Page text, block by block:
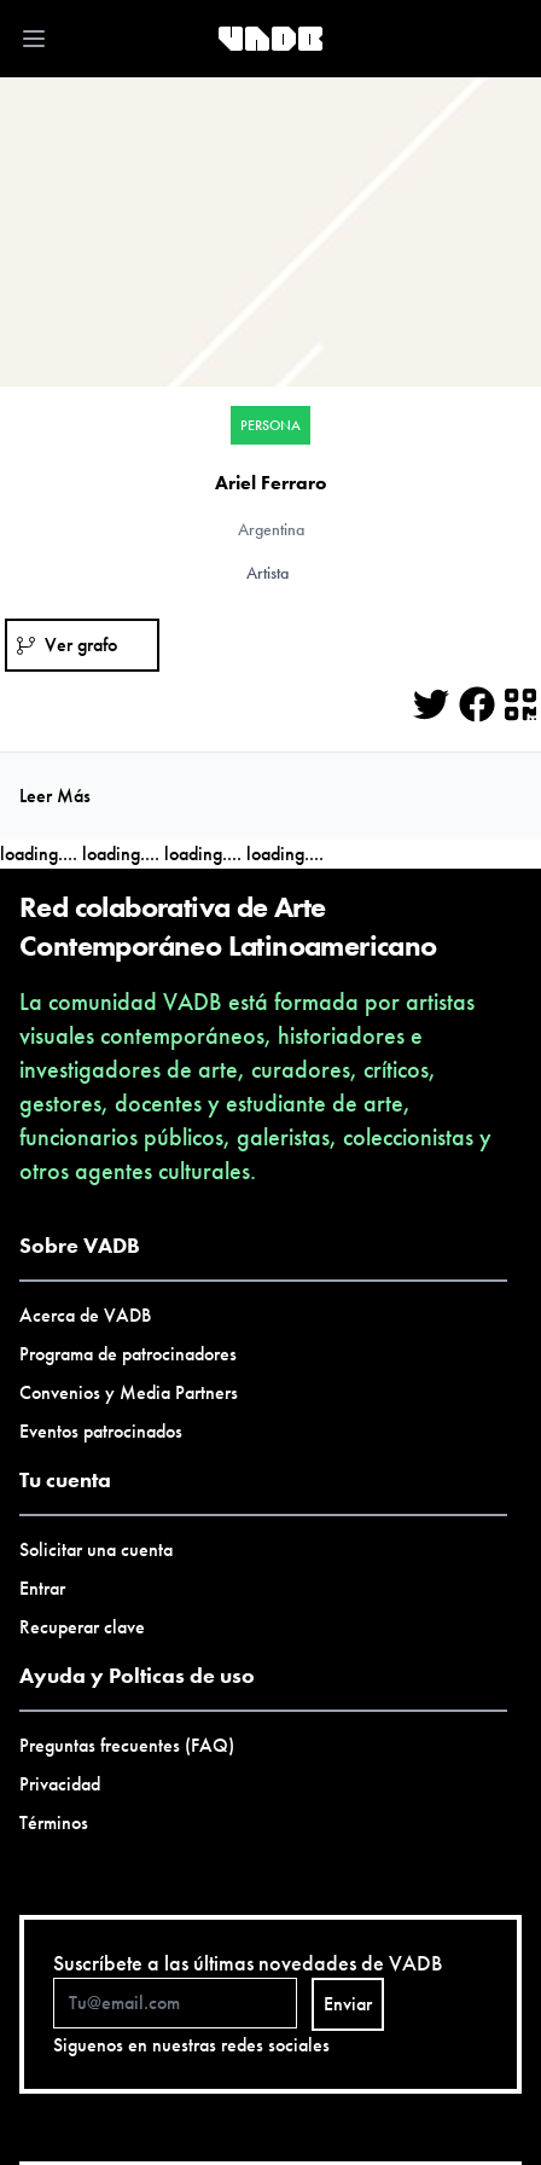
Open main menu
PERSONA
Ariel Ferraro
Argentina
Artista
Ver grafo
Twitter
Leer Más
loading.... loading.... loading.... loading....
Red colaborativa de Arte
Contemporáneo Latinoamericano
La comunidad VADB está formada por artistas
visuales contemporáneos, historiadores e
investigadores de arte, curadores, críticos,
gestores, docentes y estudiante de arte,
funcionarios públicos, galeristas, coleccionistas y
otros agentes culturales.
Sobre VADB
Acerca de VADB
Programa de patrocinadores
Convenios y Media Partners
Eventos patrocinados
Tu cuenta
Solicitar una cuenta
Entrar
Recuperar clave
Ayuda y Polticas de uso
Preguntas frecuentes (FAQ)
Privacidad
Términos
Suscríbete a las últimas novedades de VADB
Enviar
Siguenos en nuestras redes sociales